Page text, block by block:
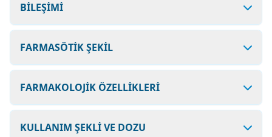
BİLEŞİMİ
FARMASÖTİK ŞEKİL
FARMAKOLOJİK ÖZELLİKLERİ
KULLANIM ŞEKLİ VE DOZU